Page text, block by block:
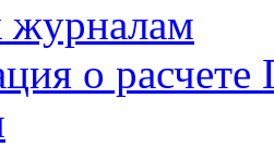
журналам
о